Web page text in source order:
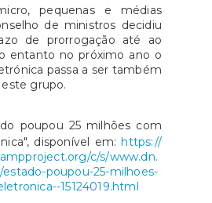
pequenas e médias
de ministros decidiu
de prorrogação até ao
entanto no próximo ano o
passa a ser também
grupo.
poupou 25 milhões com
disponível em: https://
c/s/www.dn.
poupou-25-milhoes-
15124019.html